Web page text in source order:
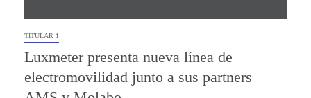
TITULAR 1
Luxmeter presenta nueva línea de
electromovilidad junto a sus partners